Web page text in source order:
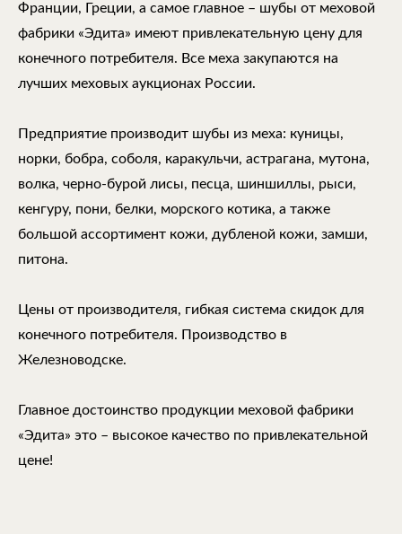
Франции, Греции, а самое главное – шубы от меховой
фабрики «Эдита» имеют привлекательную цену для
конечного потребителя. Все меха закупаются на
лучших меховых аукционах России.
Предприятие производит шубы из меха: куницы,
норки, бобра, соболя, каракульчи, астрагана, мутона,
волка, черно-бурой лисы, песца, шиншиллы, рыси,
кенгуру, пони, белки, морского котика, а также
большой ассортимент кожи, дубленой кожи, замши,
питона.
Цены от производителя, гибкая система скидок для
конечного потребителя. Производство в
Железноводске.
Главное достоинство продукции меховой фабрики
«Эдита» это – высокое качество по привлекательной
цене!